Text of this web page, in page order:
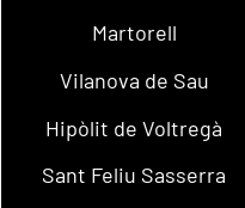
Martorell
Vilanova de Sau
Hipòlit de Voltregà
Sant Feliu Sasserra